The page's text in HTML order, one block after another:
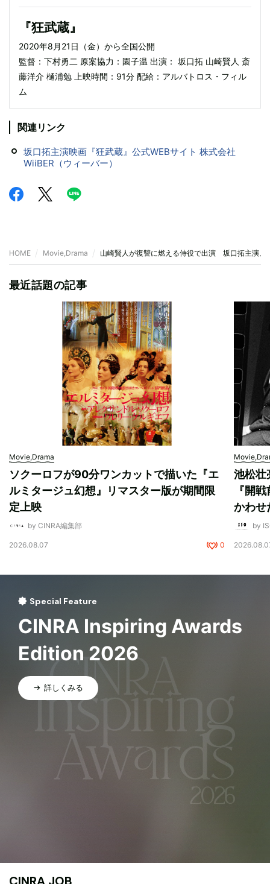
『狂武蔵』
2020年8月21日（金）から全国公開
監督：下村勇二 原案協力：園子温 出演： 坂口拓 山崎賢人 斎
藤洋介 樋浦勉 上映時間：91分 配給：アルバトロス・フィル
ム
関連リンク
坂口拓主演映画『狂武蔵』公式WEBサイト 株式会社
WiiBER（ウィーバー）
HOME Movie,Drama 山崎賢人が復讐に燃える侍役で出演 坂口拓主演、
最近話題の記事
Movie,Drama
ソクーロフが90分ワンカットで描いた『エ
ルミタージュ幻想』リマスター版が期間限
定上映
by CINRA編集部
2026.08.07 0
池松壮
『開
かわせ
by
Special Feature
CINRA Inspiring Awards
Edition 2026
詳しくみる
CINRA JOB